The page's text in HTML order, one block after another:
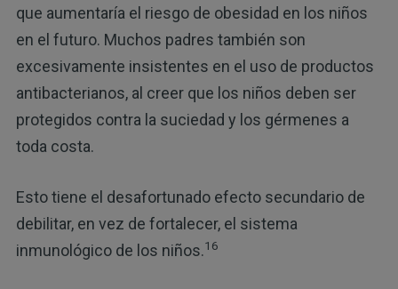
que aumentaría el riesgo de obesidad en los niños
en el futuro. Muchos padres también son
excesivamente insistentes en el uso de productos
antibacterianos, al creer que los niños deben ser
protegidos contra la suciedad y los gérmenes a
toda costa.
Esto tiene el desafortunado efecto secundario de
debilitar, en vez de fortalecer, el sistema
inmunológico de los niños.16